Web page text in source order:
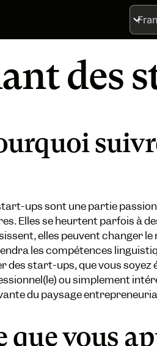
Langue
des
ups sont une partie
Elles se heurtent parfois à
elles peuvent changer le
les compétences
des start-ups, que vous soyez
ou simplement
du paysage
que vous